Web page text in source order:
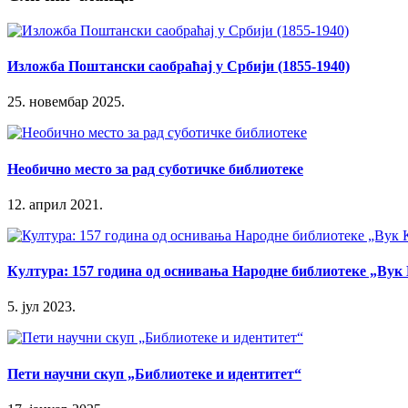
Изложба Поштански саобраћај у Србији (1855-1940)
25. новембар 2025.
Необично место за рад суботичке библиотеке
12. април 2021.
Култура: 157 година од оснивања Народне библиотеке
5. јул 2023.
Пети научни скуп „Библиотеке и идентитет“